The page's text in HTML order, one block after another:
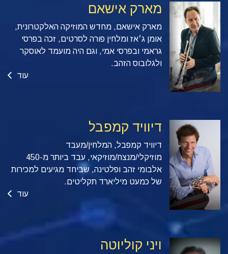
מארק אישאם
מארק אישאם, מחדש המוזיקה האלקטרונית,
אומן ג׳אז ומלחין פורה לסרטים, זכה בפרסי
גראמי ובפרסי אמי, וגם היה מועמד לאוסקר
ולגלובוס הזהב.
עוד
דיוויד קמפבל
דיוויד קמפבל, המלחין/מעבד
מוזיקלי/מנצח/מוזיקאי, עבד ביותר מ-450
אלבומי זהב ופלטינה, שביחד מגיעים למכירות
של כמעט מיליארד תקליטים.
עוד
ויני קוליוטה